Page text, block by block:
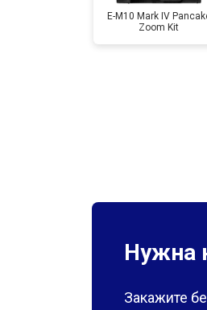
E-M10 Mark IV
Zoom Kit
Нужна
Закажите